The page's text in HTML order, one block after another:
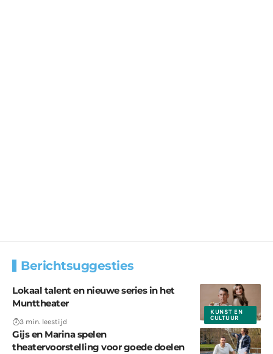
Berichtsuggesties
KUNST EN
CULTUUR
Lokaal talent en nieuwe series in het
Munttheater
3 min. leestijd
Gijs en Marina spelen
theatervoorstelling voor goede doelen